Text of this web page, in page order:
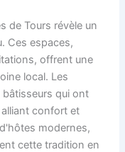
de Tours révèle un
Ces espaces,
offrent une
local. Les
qui ont
confort et
modernes,
cette tradition en